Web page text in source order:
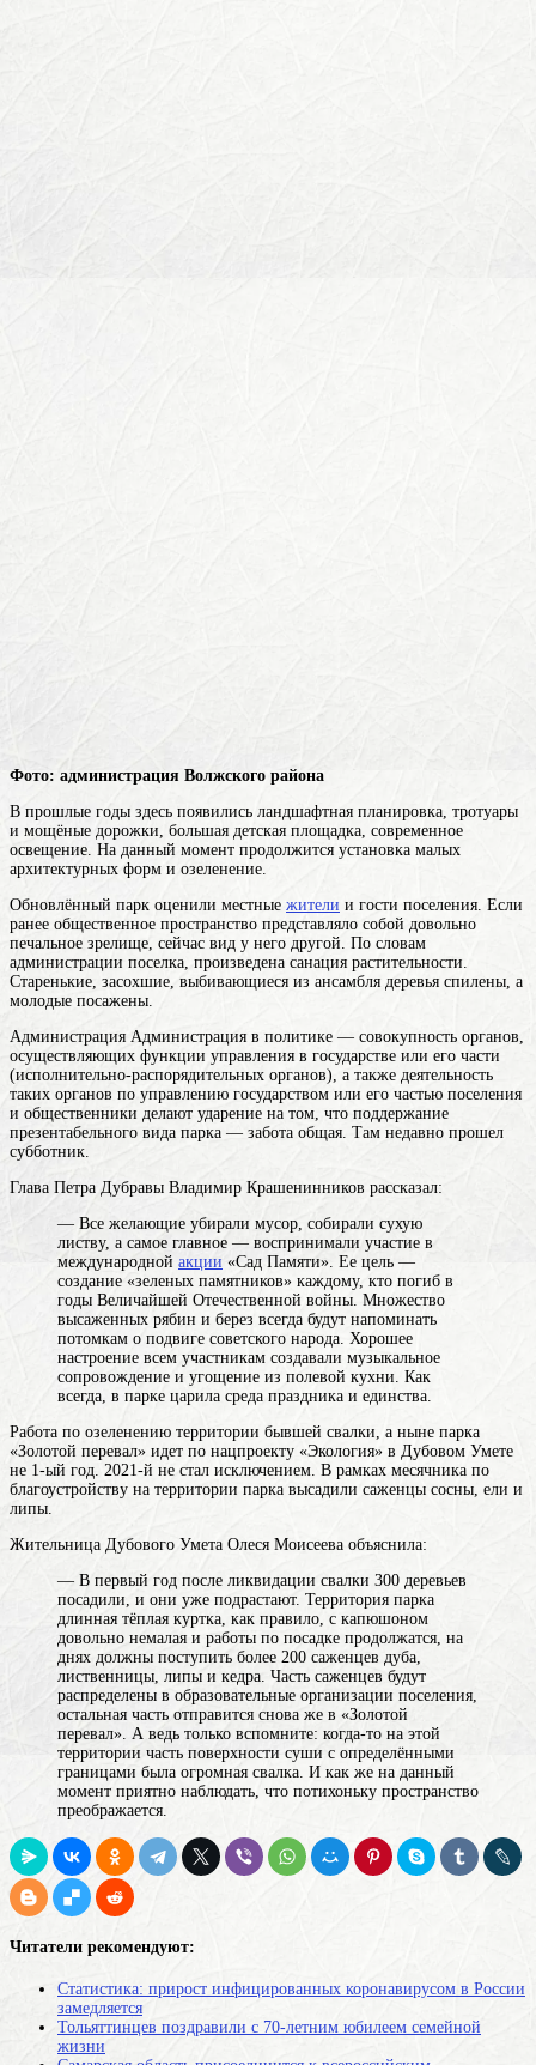
Фото: администрация Волжского района
В прошлые годы здесь появились ландшафтная планировка, тротуары
и мощёные дорожки, большая детская площадка, современное
освещение. На данный момент продолжится установка малых
архитектурных форм и озеленение.
Обновлённый парк оценили местные жители и гости поселения. Если
ранее общественное пространство представляло собой довольно
печальное зрелище, сейчас вид у него другой. По словам
администрации поселка, произведена санация растительности.
Старенькие, засохшие, выбивающиеся из ансамбля деревья спилены, а
молодые посажены.
Администрация Администрация в политике — совокупность органов,
осуществляющих функции управления в государстве или его части
(исполнительно-распорядительных органов), а также деятельность
таких органов по управлению государством или его частью поселения
и общественники делают ударение на том, что поддержание
презентабельного вида парка — забота общая. Там недавно прошел
субботник.
Глава Петра Дубравы Владимир Крашенинников рассказал:
— Все желающие убирали мусор, собирали сухую
листву, а самое главное — воспринимали участие в
международной акции «Сад Памяти». Ее цель —
создание «зеленых памятников» каждому, кто погиб в
годы Величайшей Отечественной войны. Множество
высаженных рябин и берез всегда будут напоминать
потомкам о подвиге советского народа. Хорошее
настроение всем участникам создавали музыкальное
сопровождение и угощение из полевой кухни. Как
всегда, в парке царила среда праздника и единства.
Работа по озеленению территории бывшей свалки, а ныне парка
«Золотой перевал» идет по нацпроекту «Экология» в Дубовом Умете
не 1-ый год. 2021-й не стал исключением. В рамках месячника по
благоустройству на территории парка высадили саженцы сосны, ели и
липы.
Жительница Дубового Умета Олеся Моисеева объяснила:
— В первый год после ликвидации свалки 300 деревьев
посадили, и они уже подрастают. Территория парка
длинная тёплая куртка, как правило, с капюшоном
довольно немалая и работы по посадке продолжатся, на
днях должны поступить более 200 саженцев дуба,
лиственницы, липы и кедра. Часть саженцев будут
распределены в образовательные организации поселения,
остальная часть отправится снова же в «Золотой
перевал». А ведь только вспомните: когда-то на этой
территории часть поверхности суши с определёнными
границами была огромная свалка. И как же на данный
момент приятно наблюдать, что потихоньку пространство
преображается.
Читатели рекомендуют:
Статистика: прирост инфицированных коронавирусом в России
замедляется
Тольяттинцев поздравили с 70-летним юбилеем семейной
жизни